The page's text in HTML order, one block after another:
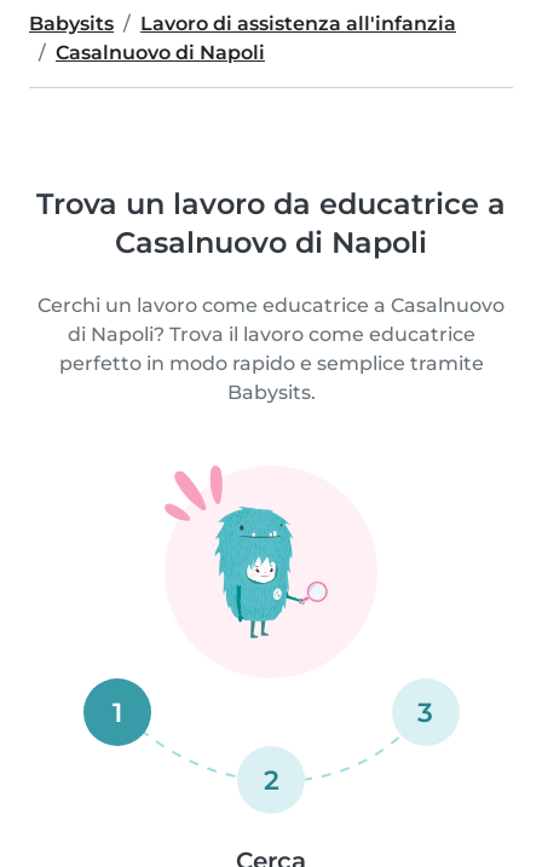
Babysits
Lavoro di assistenza all'infanzia
Casalnuovo di Napoli
Trova un lavoro da educatrice a
Casalnuovo di Napoli
Cerchi un lavoro come educatrice a Casalnuovo
di Napoli? Trova il lavoro come educatrice
perfetto in modo rapido e semplice tramite
Babysits.
1
2
3
Cerca